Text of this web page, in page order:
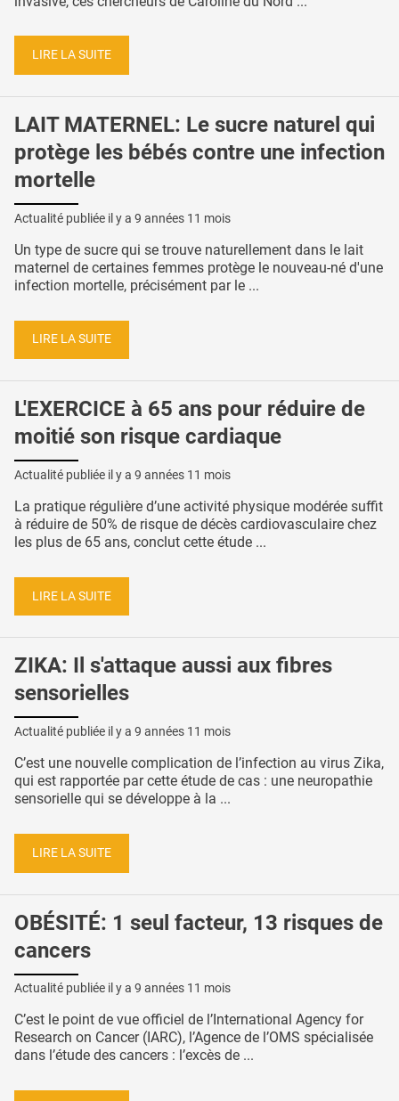
LIRE LA SUITE
LAIT MATERNEL: Le sucre naturel qui
protège les bébés contre une infection
mortelle
Actualité publiée il y a 9 années 11 mois
Un type de sucre qui se trouve naturellement dans le lait
maternel de certaines femmes protège le nouveau-né d'une
infection mortelle, précisément par le ...
LIRE LA SUITE
L'EXERCICE à 65 ans pour réduire de
moitié son risque cardiaque
Actualité publiée il y a 9 années 11 mois
La pratique régulière d’une activité physique modérée suffit
à réduire de 50% de risque de décès cardiovasculaire chez
les plus de 65 ans, conclut cette étude ...
LIRE LA SUITE
ZIKA: Il s'attaque aussi aux fibres
sensorielles
Actualité publiée il y a 9 années 11 mois
C’est une nouvelle complication de l’infection au virus Zika,
qui est rapportée par cette étude de cas : une neuropathie
sensorielle qui se développe à la ...
LIRE LA SUITE
OBÉSITÉ: 1 seul facteur, 13 risques de
cancers
Actualité publiée il y a 9 années 11 mois
C’est le point de vue officiel de l’International Agency for
Research on Cancer (IARC), l’Agence de l’OMS spécialisée
dans l’étude des cancers : l’excès de ...